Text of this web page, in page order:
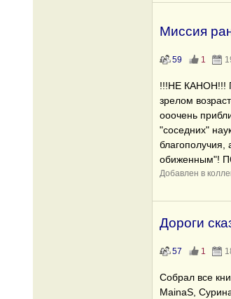
Миссия
59 1
!!!НЕ КАНОН!!!
зрелом
ооочень
"соседних"
благополучия,
обиженным"!
Добавлен в
Дороги
57 1
Собрал все
MainaS,